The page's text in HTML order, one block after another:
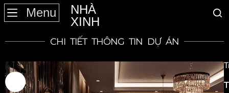
Menu
NHÀ
XINH
CHI TIẾT THÔNG TIN DỰ ÁN